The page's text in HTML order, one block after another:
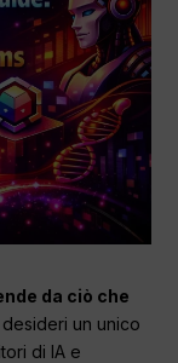
da ciò che
un unico
di IA e